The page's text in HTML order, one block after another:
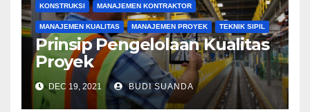
KONSTRUKSI MANAJEMEN KONTRAKTOR
MANAJEMEN KUALITAS MANAJEMEN PROYEK TEKNIK SIPIL
Prinsip Pengelolaan Kualitas
Proyek
DEC 19, 2021 BUDI SUANDA
KONSTRUKSI MANAJEMEN BIAYA